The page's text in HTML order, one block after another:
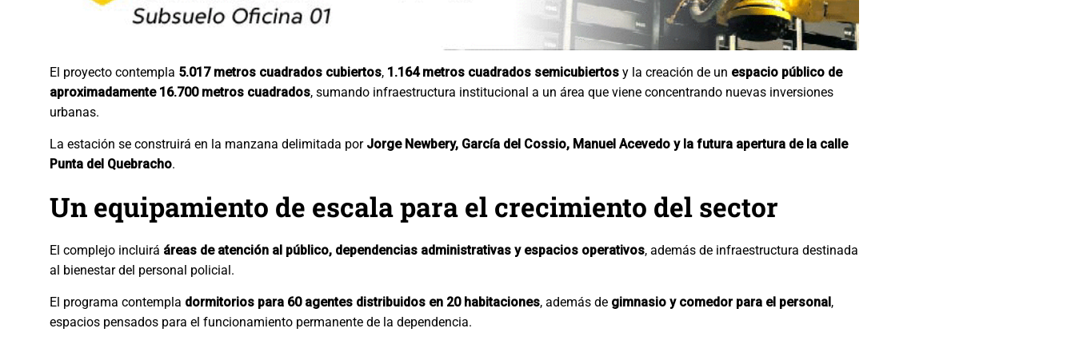
El proyecto contempla 5.017 metros cuadrados cubiertos, 1.164 metros cuadrados semicubiertos y la creación de un espacio público de
aproximadamente 16.700 metros cuadrados, sumando infraestructura institucional a un área que viene concentrando nuevas inversiones
urbanas.
La estación se construirá en la manzana delimitada por Jorge Newbery, García del Cossio, Manuel Acevedo y la futura apertura de la calle
Punta del Quebracho.
Un equipamiento de escala para el crecimiento del sector
El complejo incluirá áreas de atención al público, dependencias administrativas y espacios operativos, además de infraestructura destinada
al bienestar del personal policial.
El programa contempla dormitorios para 60 agentes distribuidos en 20 habitaciones, además de gimnasio y comedor para el personal,
espacios pensados para el funcionamiento permanente de la dependencia.